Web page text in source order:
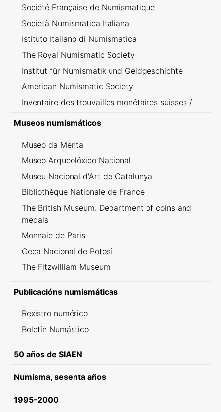
Société Française de Numismatique
Società Numismatica Italiana
Istituto Italiano di Numismatica
The Royal Numismatic Society
Institut für Numismatik und Geldgeschichte
American Numismatic Society
Inventaire des trouvailles monétaires suisses /
Museos numismáticos
Museo da Menta
Museo Arqueolóxico Nacional
Museu Nacional d'Art de Catalunya
Bibliothèque Nationale de France
The British Museum. Department of coins and
medals
Monnaie de Paris
Ceca Nacional de Potosí
The Fitzwilliam Museum
Publicacións numismáticas
Rexistro numérico
Boletín Numástico
50 años de SIAEN
Numisma, sesenta años
1995-2000